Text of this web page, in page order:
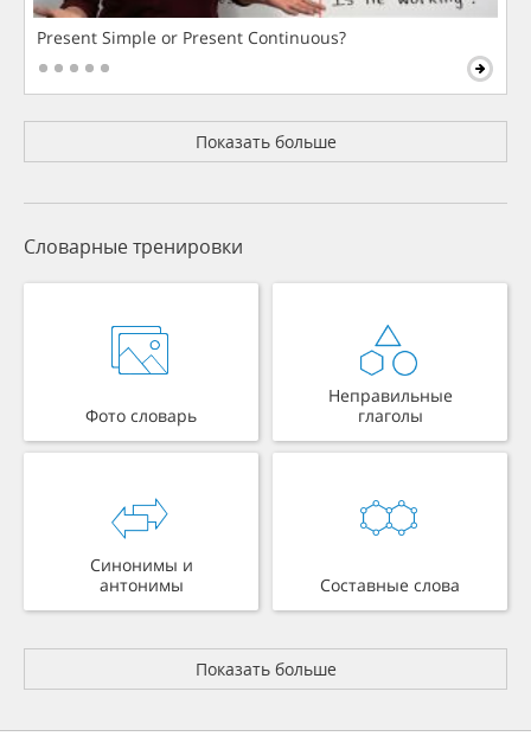
Present Simple or Present Continuous?
Показать больше
Словарные тренировки
Фото словарь
Неправильные
глаголы
Синонимы и
антонимы
Составные слова
Показать больше